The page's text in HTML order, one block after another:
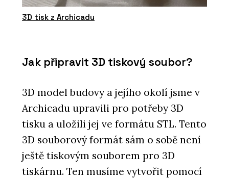
3D tisk z Archicadu
Jak připravit 3D tiskový soubor?
3D model budovy a jejího okolí jsme v
Archicadu upravili pro potřeby 3D
tisku a uložili jej ve formátu STL. Tento
3D souborový formát sám o sobě není
ještě tiskovým souborem pro 3D
tiskárnu. Ten musíme vytvořit pomocí